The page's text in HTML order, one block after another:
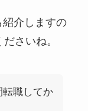
介しますの
さいね。
転職してか